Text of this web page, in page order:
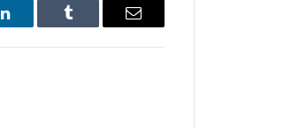
LinkedIn Tumblr Email